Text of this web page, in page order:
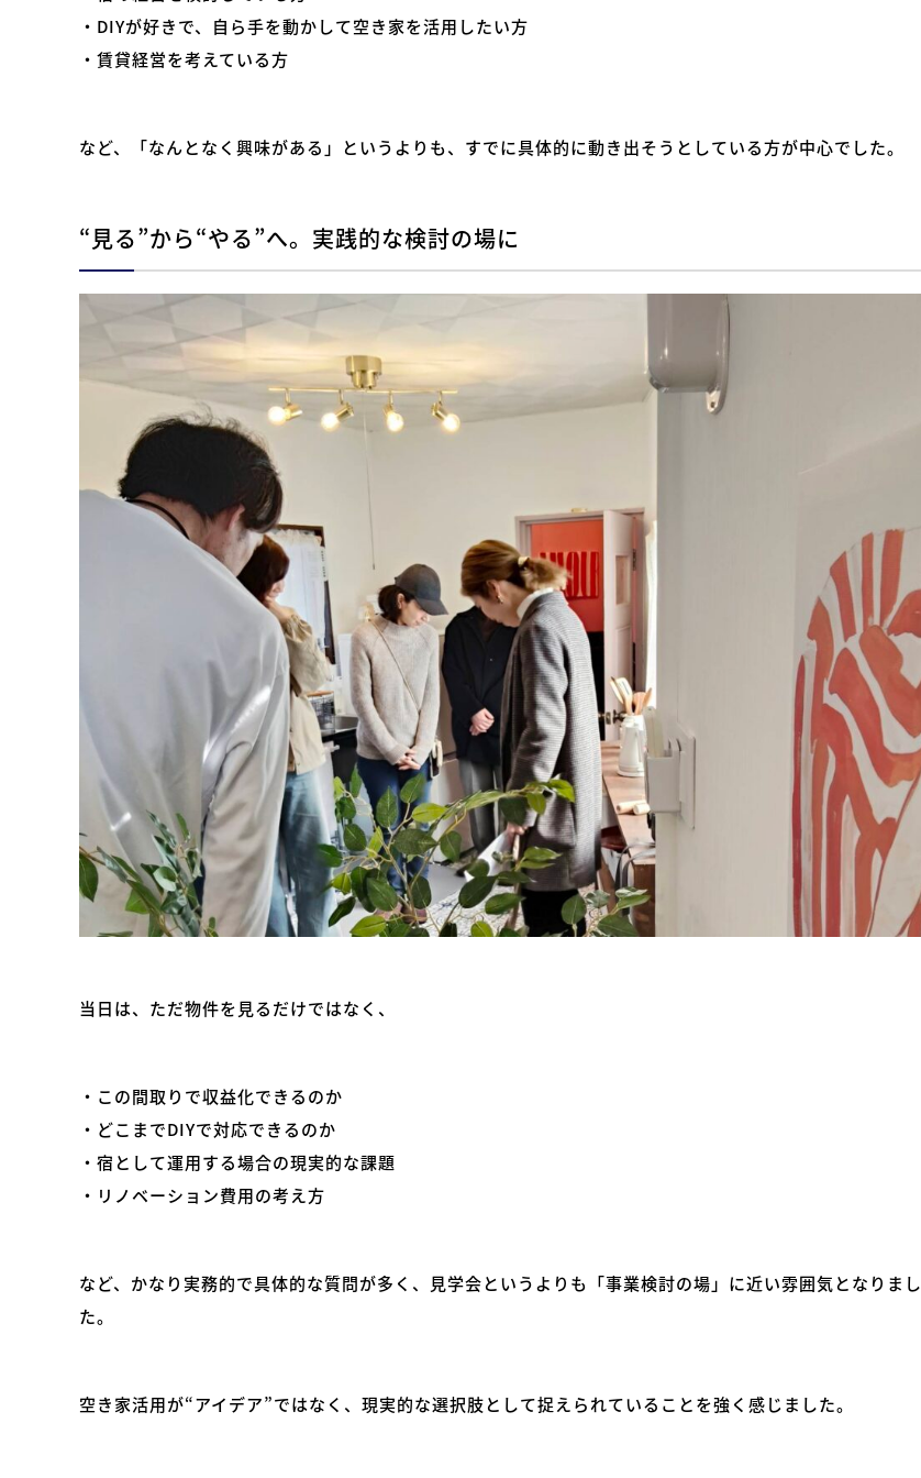
・DIYが好きで、自ら手を動かして空き家を活用したい方
・賃貸経営を考えている方
など、「なんとなく興味がある」というよりも、すでに具体的に動き出そうとしている方が中心でした。
“見る”から“やる”へ。実践的な検討の場に
当日は、ただ物件を見るだけではなく、
・この間取りで収益化できるのか
・どこまでDIYで対応できるのか
・宿として運用する場合の現実的な課題
・リノベーション費用の考え方
など、かなり実務的で具体的な質問が多く、見学会というよりも「事業検討の場」に近い雰囲気となりまし
た。
空き家活用が“アイデア”ではなく、現実的な選択肢として捉えられていることを強く感じました。